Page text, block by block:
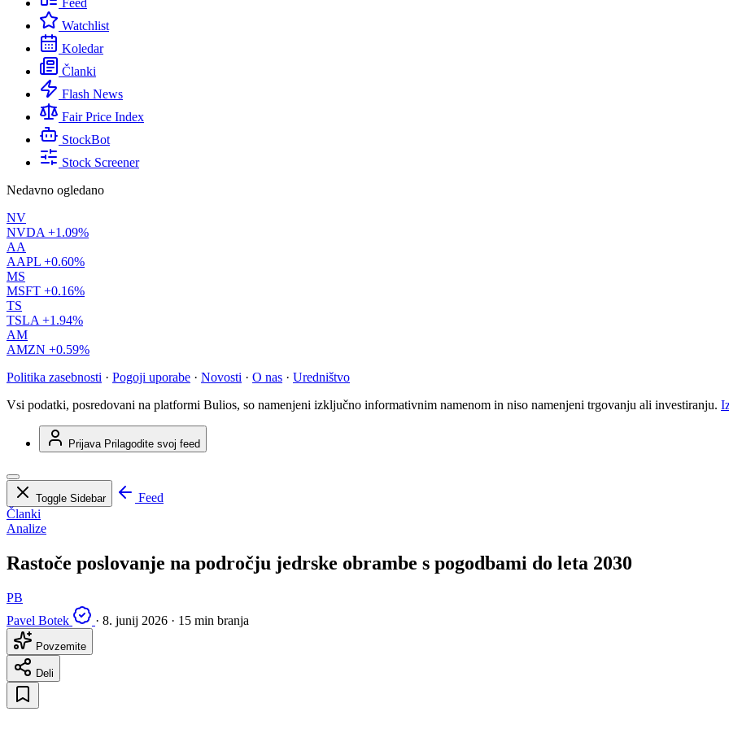
Feed
Watchlist
Koledar
Članki
Flash News
Fair Price Index
StockBot
Stock Screener
Nedavno ogledano
NV
NVDA +1.09%
AA
AAPL +0.60%
MS
MSFT +0.16%
TS
TSLA +1.94%
AM
AMZN +0.59%
Politika zasebnosti · Pogoji uporabe · Novosti · O nas · Uredništvo
Vsi podatki, posredovani na platformi Bulios, so namenjeni izključno informativnim namenom in niso namenjeni trgovanju ali investiranju.
Prijava Prilagodite svoj feed
Toggle Sidebar
Feed
Članki
Analize
Rastoče poslovanje na področju jedrske obrambe s pogodbami do leta 2030
PB
Pavel Botek
· 8. junij 2026 · 15 min branja
Povzemite
Deli